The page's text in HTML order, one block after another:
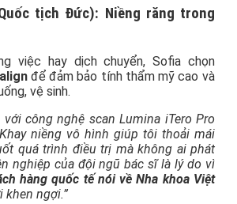
tịch Đức): Niềng răng trong
việc hay dịch chuyển, Sofia chọn
để đảm bảo tính thẩm mỹ cao và
vệ sinh.
với công nghệ scan Lumina iTero Pro
niềng vô hình giúp tôi thoải mái
quá trình điều trị mà không ai phát
nghiệp của đội ngũ bác sĩ là lý do vì
hàng quốc tế nói về Nha khoa Việt
khen ngợi.”